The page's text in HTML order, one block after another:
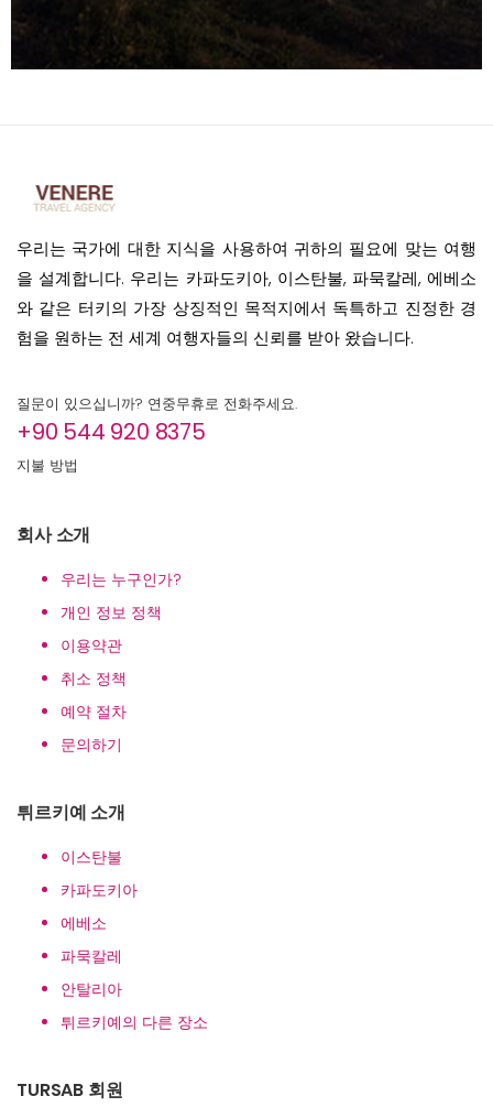
우리는 국가에 대한 지식을 사용하여 귀하의 필요에 맞는 여행
을 설계합니다. 우리는 카파도키아, 이스탄불, 파묵칼레, 에베소
와 같은 터키의 가장 상징적인 목적지에서 독특하고 진정한 경
험을 원하는 전 세계 여행자들의 신뢰를 받아 왔습니다.
질문이 있으십니까? 연중무휴로 전화주세요.
+90 544 920 8375
지불 방법
회사 소개
우리는 누구인가?
개인 정보 정책
이용약관
취소 정책
예약 절차
문의하기
튀르키예 소개
이스탄불
카파도키아
에베소
파묵칼레
안탈리아
튀르키예의 다른 장소
TURSAB 회원